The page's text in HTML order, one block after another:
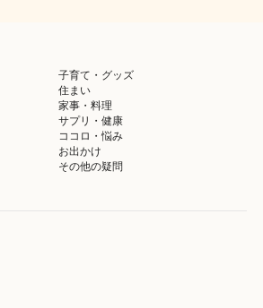
子育て・グッズ
住まい
家事・料理
サプリ・健康
ココロ・悩み
お出かけ
その他の疑問